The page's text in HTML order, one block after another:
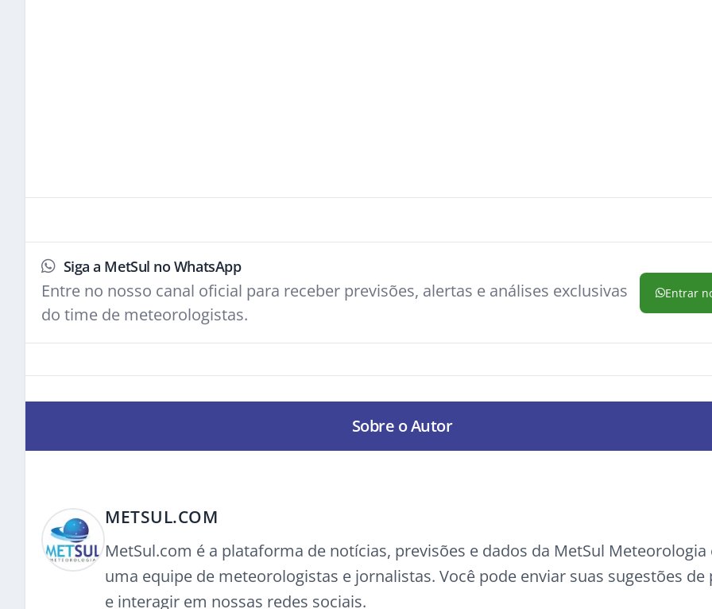
Siga a MetSul no WhatsApp
Entre no nosso canal oficial para receber previsões, alertas e análises exclusivas
do time de meteorologistas.
Entrar
Sobre o Autor
METSUL.COM
MetSul.com é a plataforma de notícias, previsões e dados da MetSul Meteorologia
uma equipe de meteorologistas e jornalistas. Você pode enviar suas sugestões de
e interagir em nossas redes sociais.